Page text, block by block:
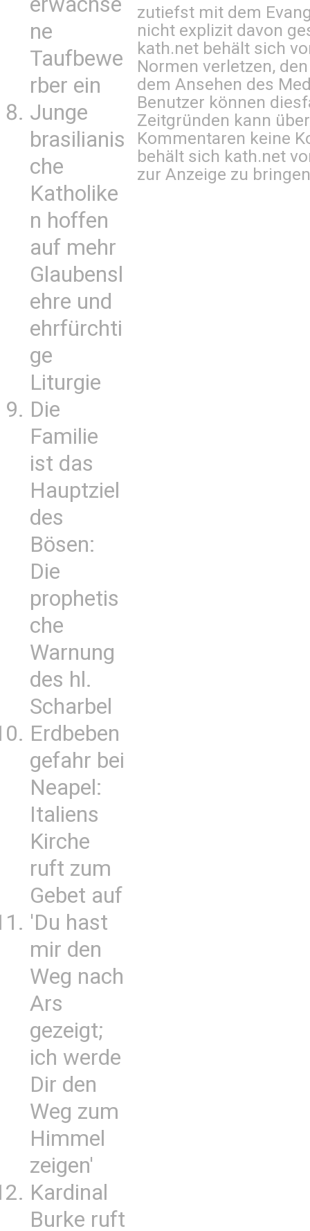
ne
Taufbewe
rber ein
Junge
brasilianis
che
Katholike
n hoffen
auf mehr
Glaubensl
ehre und
ehrfürchti
ge
Liturgie
Die
Familie
ist das
Hauptziel
des
Bösen:
Die
prophetis
che
Warnung
des hl.
Scharbel
Erdbeben
gefahr bei
Neapel:
Italiens
Kirche
ruft zum
Gebet auf
'Du hast
mir den
Weg nach
Ars
gezeigt;
ich werde
Dir den
Weg zum
Himmel
zeigen'
Kardinal
Burke ruft
zutiefst mit dem
nicht explizit davon
kath.net behält sich
Normen verletzen,
dem Ansehen des
Benutzer können
Zeitgründen kann
Kommentaren keine
behält sich kath.net
zur Anzeige zu